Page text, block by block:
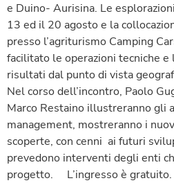
e Duino- Aurisina. Le
13 ed il 20 agosto e la
presso l’agriturismo Camping
facilitato le operazioni tecniche
risultati dal punto di vista
Nel corso dell’incontro, Paolo
Marco Restaino illustreranno gli
management, mostreranno i
scoperte, con cenni ai futuri
prevedono interventi degli enti
progetto. L’ingresso è gratuito.